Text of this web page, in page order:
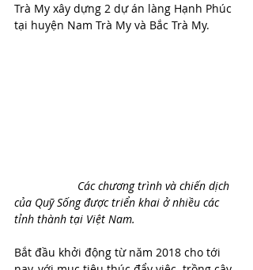
Trà My xây dựng 2 dự án làng Hạnh Phúc
tại huyện Nam Trà My và Bắc Trà My.
Các chương trình và chiến dịch
của Quỹ Sống được triển khai ở nhiều các
tỉnh thành tại Việt Nam.
Bắt đầu khởi động từ năm 2018 cho tới